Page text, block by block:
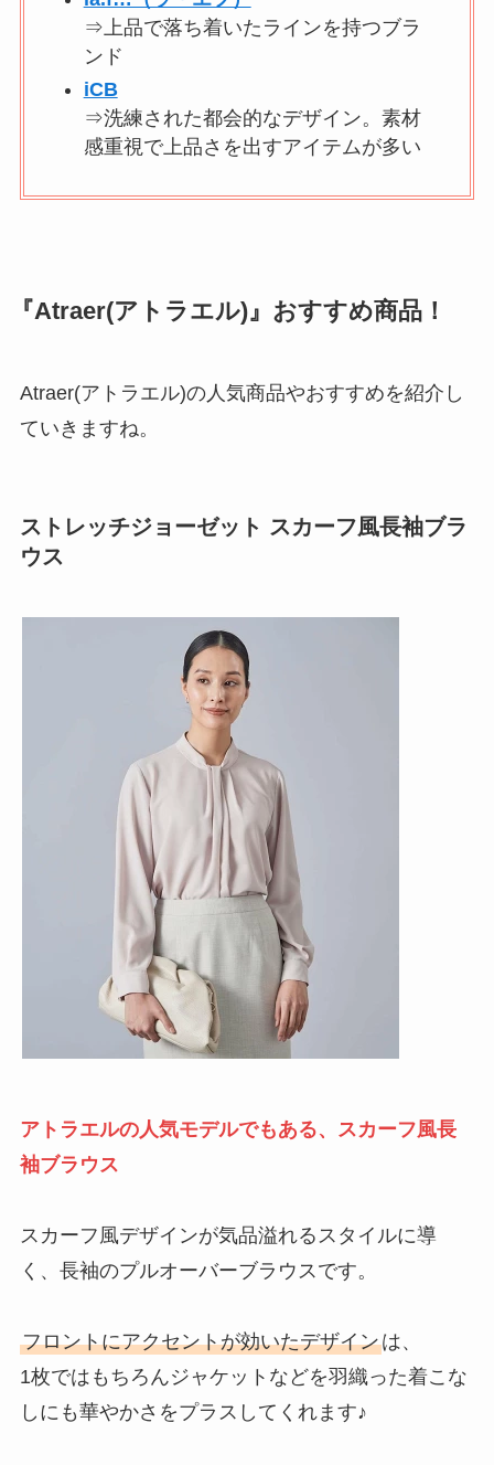
⇒上品で落ち着いたラインを持つブラ
ンド
iCB
⇒洗練された都会的なデザイン。素材
感重視で上品さを出すアイテムが多い
『Atraer(アトラエル)』おすすめ商品！
Atraer(アトラエル)の人気商品やおすすめを紹介し
ていきますね。
ストレッチジョーゼット スカーフ風長袖ブラ
ウス
アトラエルの人気モデルでもある、スカーフ風長
袖ブラウス
スカーフ風デザインが気品溢れるスタイルに導
く、長袖のプルオーバーブラウスです。
フロントにアクセントが効いたデザインは、
1枚ではもちろんジャケットなどを羽織った着こな
しにも華やかさをプラスしてくれます♪